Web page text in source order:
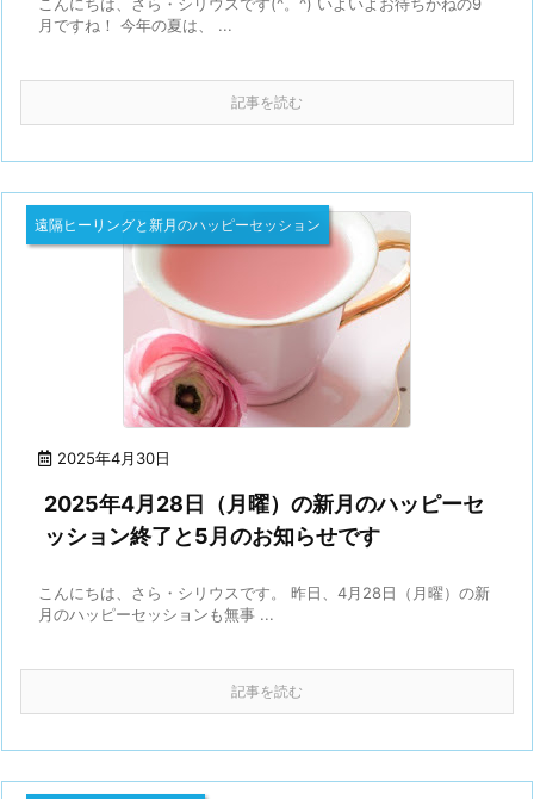
こんにちは、さら・シリウスです(^。^) いよいよお待ちかねの9
月ですね！ 今年の夏は、 ...
記事を読む
2025年4月30日
遠隔ヒーリングと新月のハッピーセッション
2025年4月28日（月曜）の新月のハッピーセ
ッション終了と5月のお知らせです
こんにちは、さら・シリウスです。 昨日、4月28日（月曜）の新
月のハッピーセッションも無事 ...
記事を読む